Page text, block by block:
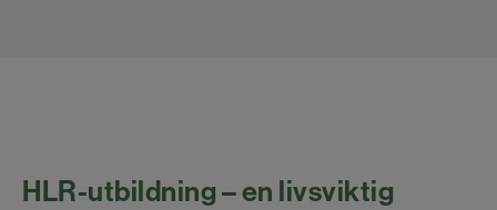
HLR-utbildning – en livsviktig